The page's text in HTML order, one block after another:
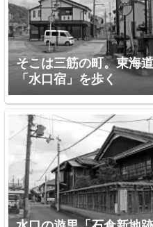
そこは三筋の町。東海
「水口宿」を歩く